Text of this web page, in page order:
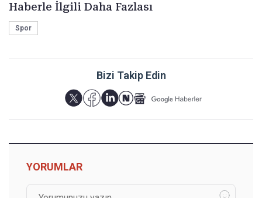
Haberle İlgili Daha Fazlası
Spor
Bizi Takip Edin
YORUMLAR